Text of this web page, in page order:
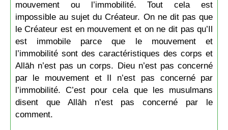
mouvement ou l’immobilité. Tout cela est
impossible au sujet du Créateur. On ne dit pas que
le Créateur est en mouvement et on ne dit pas qu’Il
est immobile parce que le mouvement et
l’immobilité sont des caractéristiques des corps et
Allāh n’est pas un corps. Dieu n’est pas concerné
par le mouvement et Il n’est pas concerné par
l’immobilité. C’est pour cela que les musulmans
disent que Allāh n’est pas concerné par le
comment.